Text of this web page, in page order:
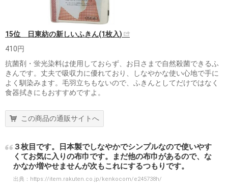
15位 日東紡の新しいふきん(1枚入)
410円
抗菌剤・蛍光染料は使用しておらず、お日さまで自然殺菌できるふ
きんです。丈夫で吸収力に優れており、しなやかな使い心地で手に
よく馴染みます。毛羽立ちもないので、ふきんとしてだけではなく
食器拭きにもおすすめですよ。
この商品の通販サイトへ
３枚目です。日本製でしなやかでシンプルなので使いやす
くてお気に入りの布巾です。まだ他の布巾があるので、な
かなか増やせませんが次もこれにするつもりです。
出典： https://item.rakuten.co.jp/kenkocom/e245738h/